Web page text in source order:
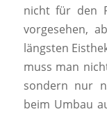
nicht für den
vorgesehen,
längsten
muss man
sondern nur
beim Umbau